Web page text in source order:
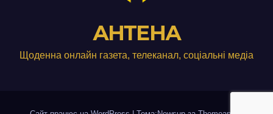
АНТЕНА
Щоденна онлайн газета, телеканал, соціальні медіа